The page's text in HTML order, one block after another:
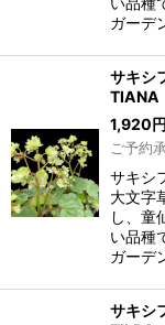
ガーデ
サキシ
1,920円
ご予約
サキシ
大文字
し、童
い品種
ガーデ
サキシ